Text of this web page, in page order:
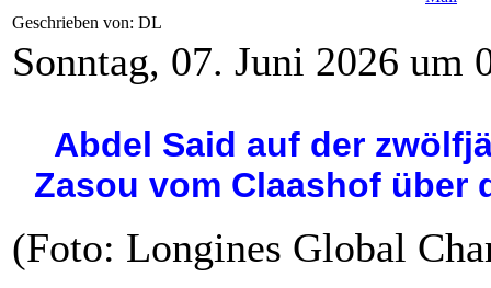
Geschrieben von: DL
Sonntag, 07. Juni 2026 um
Abdel Said auf der
Zasou vom Claashof über
(Foto: Longines Global